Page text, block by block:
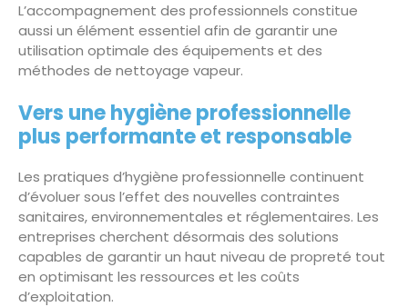
L’accompagnement des professionnels constitue
aussi un élément essentiel afin de garantir une
utilisation optimale des équipements et des
méthodes de nettoyage vapeur.
Vers une hygiène professionnelle
plus performante et responsable
Les pratiques d’hygiène professionnelle continuent
d’évoluer sous l’effet des nouvelles contraintes
sanitaires, environnementales et réglementaires. Les
entreprises cherchent désormais des solutions
capables de garantir un haut niveau de propreté tout
en optimisant les ressources et les coûts
d’exploitation.